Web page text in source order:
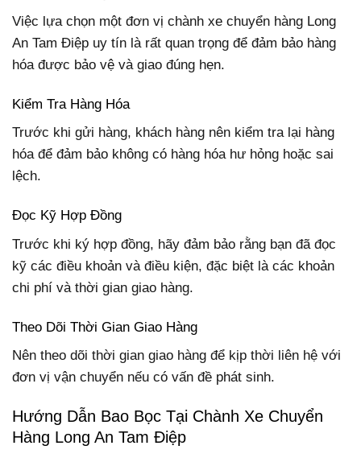
Việc lựa chọn một đơn vị chành xe chuyển hàng Long
An Tam Điệp uy tín là rất quan trọng để đảm bảo hàng
hóa được bảo vệ và giao đúng hẹn.
Kiểm Tra Hàng Hóa
Trước khi gửi hàng, khách hàng nên kiểm tra lại hàng
hóa để đảm bảo không có hàng hóa hư hỏng hoặc sai
lệch.
Đọc Kỹ Hợp Đồng
Trước khi ký hợp đồng, hãy đảm bảo rằng bạn đã đọc
kỹ các điều khoản và điều kiện, đặc biệt là các khoản
chi phí và thời gian giao hàng.
Theo Dõi Thời Gian Giao Hàng
Nên theo dõi thời gian giao hàng để kịp thời liên hệ với
đơn vị vận chuyển nếu có vấn đề phát sinh.
Hướng Dẫn Bao Bọc Tại Chành Xe Chuyển
Hàng Long An Tam Điệp